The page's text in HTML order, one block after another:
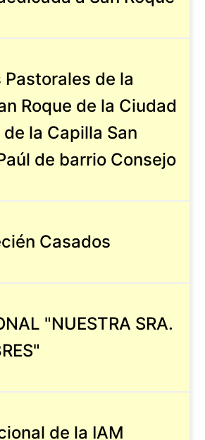
de la
Roque de la Ciudad
la Capilla San
de barrio Consejo
Casados
"NUESTRA SRA.
de la IAM